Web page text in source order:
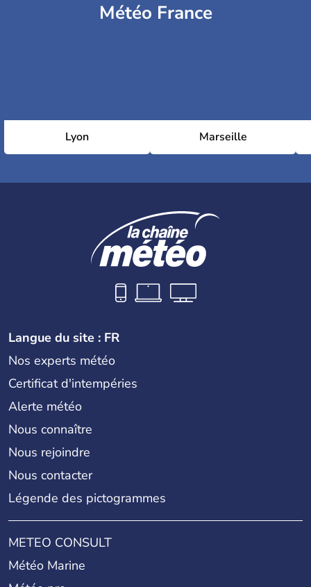
Météo France
Lyon Marseille
Langue du site : FR
Nos experts météo
Certificat d'intempéries
Alerte météo
Nous connaître
Nous rejoindre
Nous contacter
Légende des pictogrammes
METEO CONSULT
Météo Marine